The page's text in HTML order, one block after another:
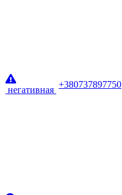
негативная
+380737897750